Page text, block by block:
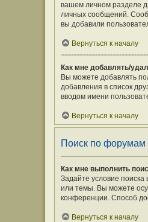
вашем личном разделе
личных сообщений.
вы добавили
Вернуться к началу
Как мне добавлять/
Вы можете добавлять
добавления в список
вводом имени
Вернуться к началу
Поиск по форумам
Как мне выполнить
Задайте условие
или темы. Вы можете
конференции. Способ
Вернуться к началу